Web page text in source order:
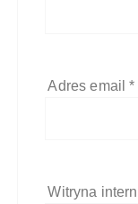
Adres email*
Witryna